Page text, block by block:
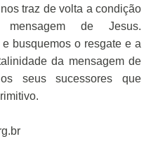
traz de volta a condição
de Jesus.
busquemos o resgate e a
da mensagem de
seus sucessores que